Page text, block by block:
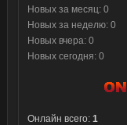
Новых за месяц: 0
Новых за неделю: 0
Новых вчера: 0
Новых сегодня: 0
Онлайн всего: 1